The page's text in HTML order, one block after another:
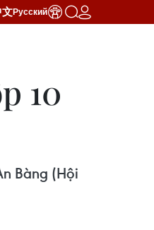
文Русский
10
Bàng (Hội